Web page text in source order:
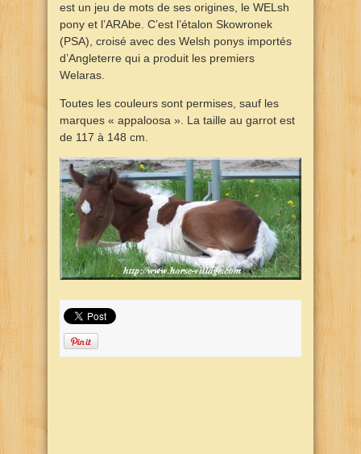
est un jeu de mots de ses origines, le WELsh
pony et l’ARAbe. C’est l’étalon Skowronek
(PSA), croisé avec des Welsh ponys importés
d’Angleterre qui a produit les premiers
Welaras.
Toutes les couleurs sont permises, sauf les
marques « appaloosa ». La taille au garrot est
de 117 à 148 cm.